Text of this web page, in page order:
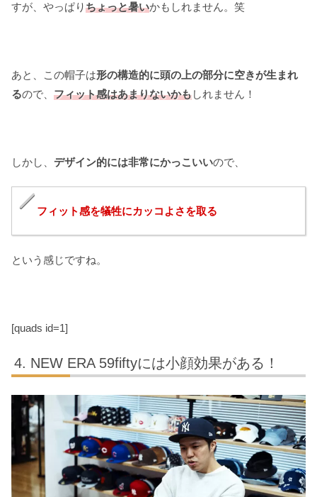
すが、やっぱりちょっと暑いかもしれません。笑
あと、この帽子は形の構造的に頭の上の部分に空きが生まれ
るので、 フィット感はあまりないかもしれません！
しかし、 デザイン的には非常にかっこいいので、
フィット感を犠牲にカッコよさを取る
という感じですね。
[quads id=1]
NEW ERA 59fiftyには小顔効果がある！